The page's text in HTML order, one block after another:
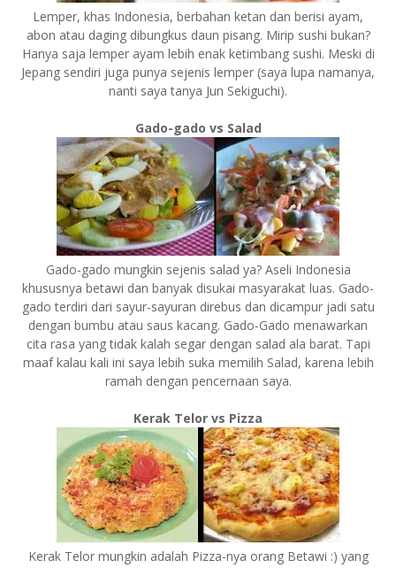
Lemper, khas Indonesia, berbahan ketan dan berisi ayam,
abon atau daging dibungkus daun pisang. Mirip sushi bukan?
Hanya saja lemper ayam lebih enak ketimbang sushi. Meski di
Jepang sendiri juga punya sejenis lemper (saya lupa namanya,
nanti saya tanya Jun Sekiguchi).
Gado-gado vs Salad
Gado-gado mungkin sejenis salad ya? Aseli Indonesia
khususnya betawi dan banyak disukai masyarakat luas. Gado-
gado terdiri dari sayur-sayuran direbus dan dicampur jadi satu
dengan bumbu atau saus kacang. Gado-Gado menawarkan
cita rasa yang tidak kalah segar dengan salad ala barat. Tapi
maaf kalau kali ini saya lebih suka memilih Salad, karena lebih
ramah dengan pencernaan saya.
Kerak Telor vs Pizza
Kerak Telor mungkin adalah Pizza-nya orang Betawi :) yang